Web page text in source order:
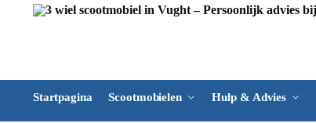
Startpagina Scootmobielen Hulp & Advies